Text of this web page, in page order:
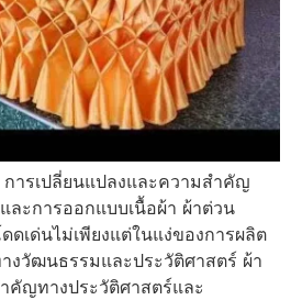
การเปลี่ยนแปลงและความสำคัญ
ะการออกแบบเนื้อผ้า ผ้าต่วน
ดเด่นไม่เพียงแต่ในแง่ของการผลิต
งวัฒนธรรมและประวัติศาสตร์ ผ้า
คัญทางประวัติศาสตร์และ